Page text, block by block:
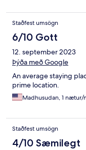
Staðfest umsögn
6/10 Gott
12. september 2023
Þýða með Google
An average staying
prime location.
Madhusudan, 1 nætur/
Staðfest umsögn
4/10 Sæmilegt